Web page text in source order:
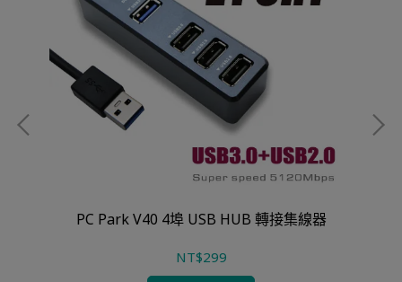
PC Park V40 4埠 USB HUB 轉接集線器
NT$299